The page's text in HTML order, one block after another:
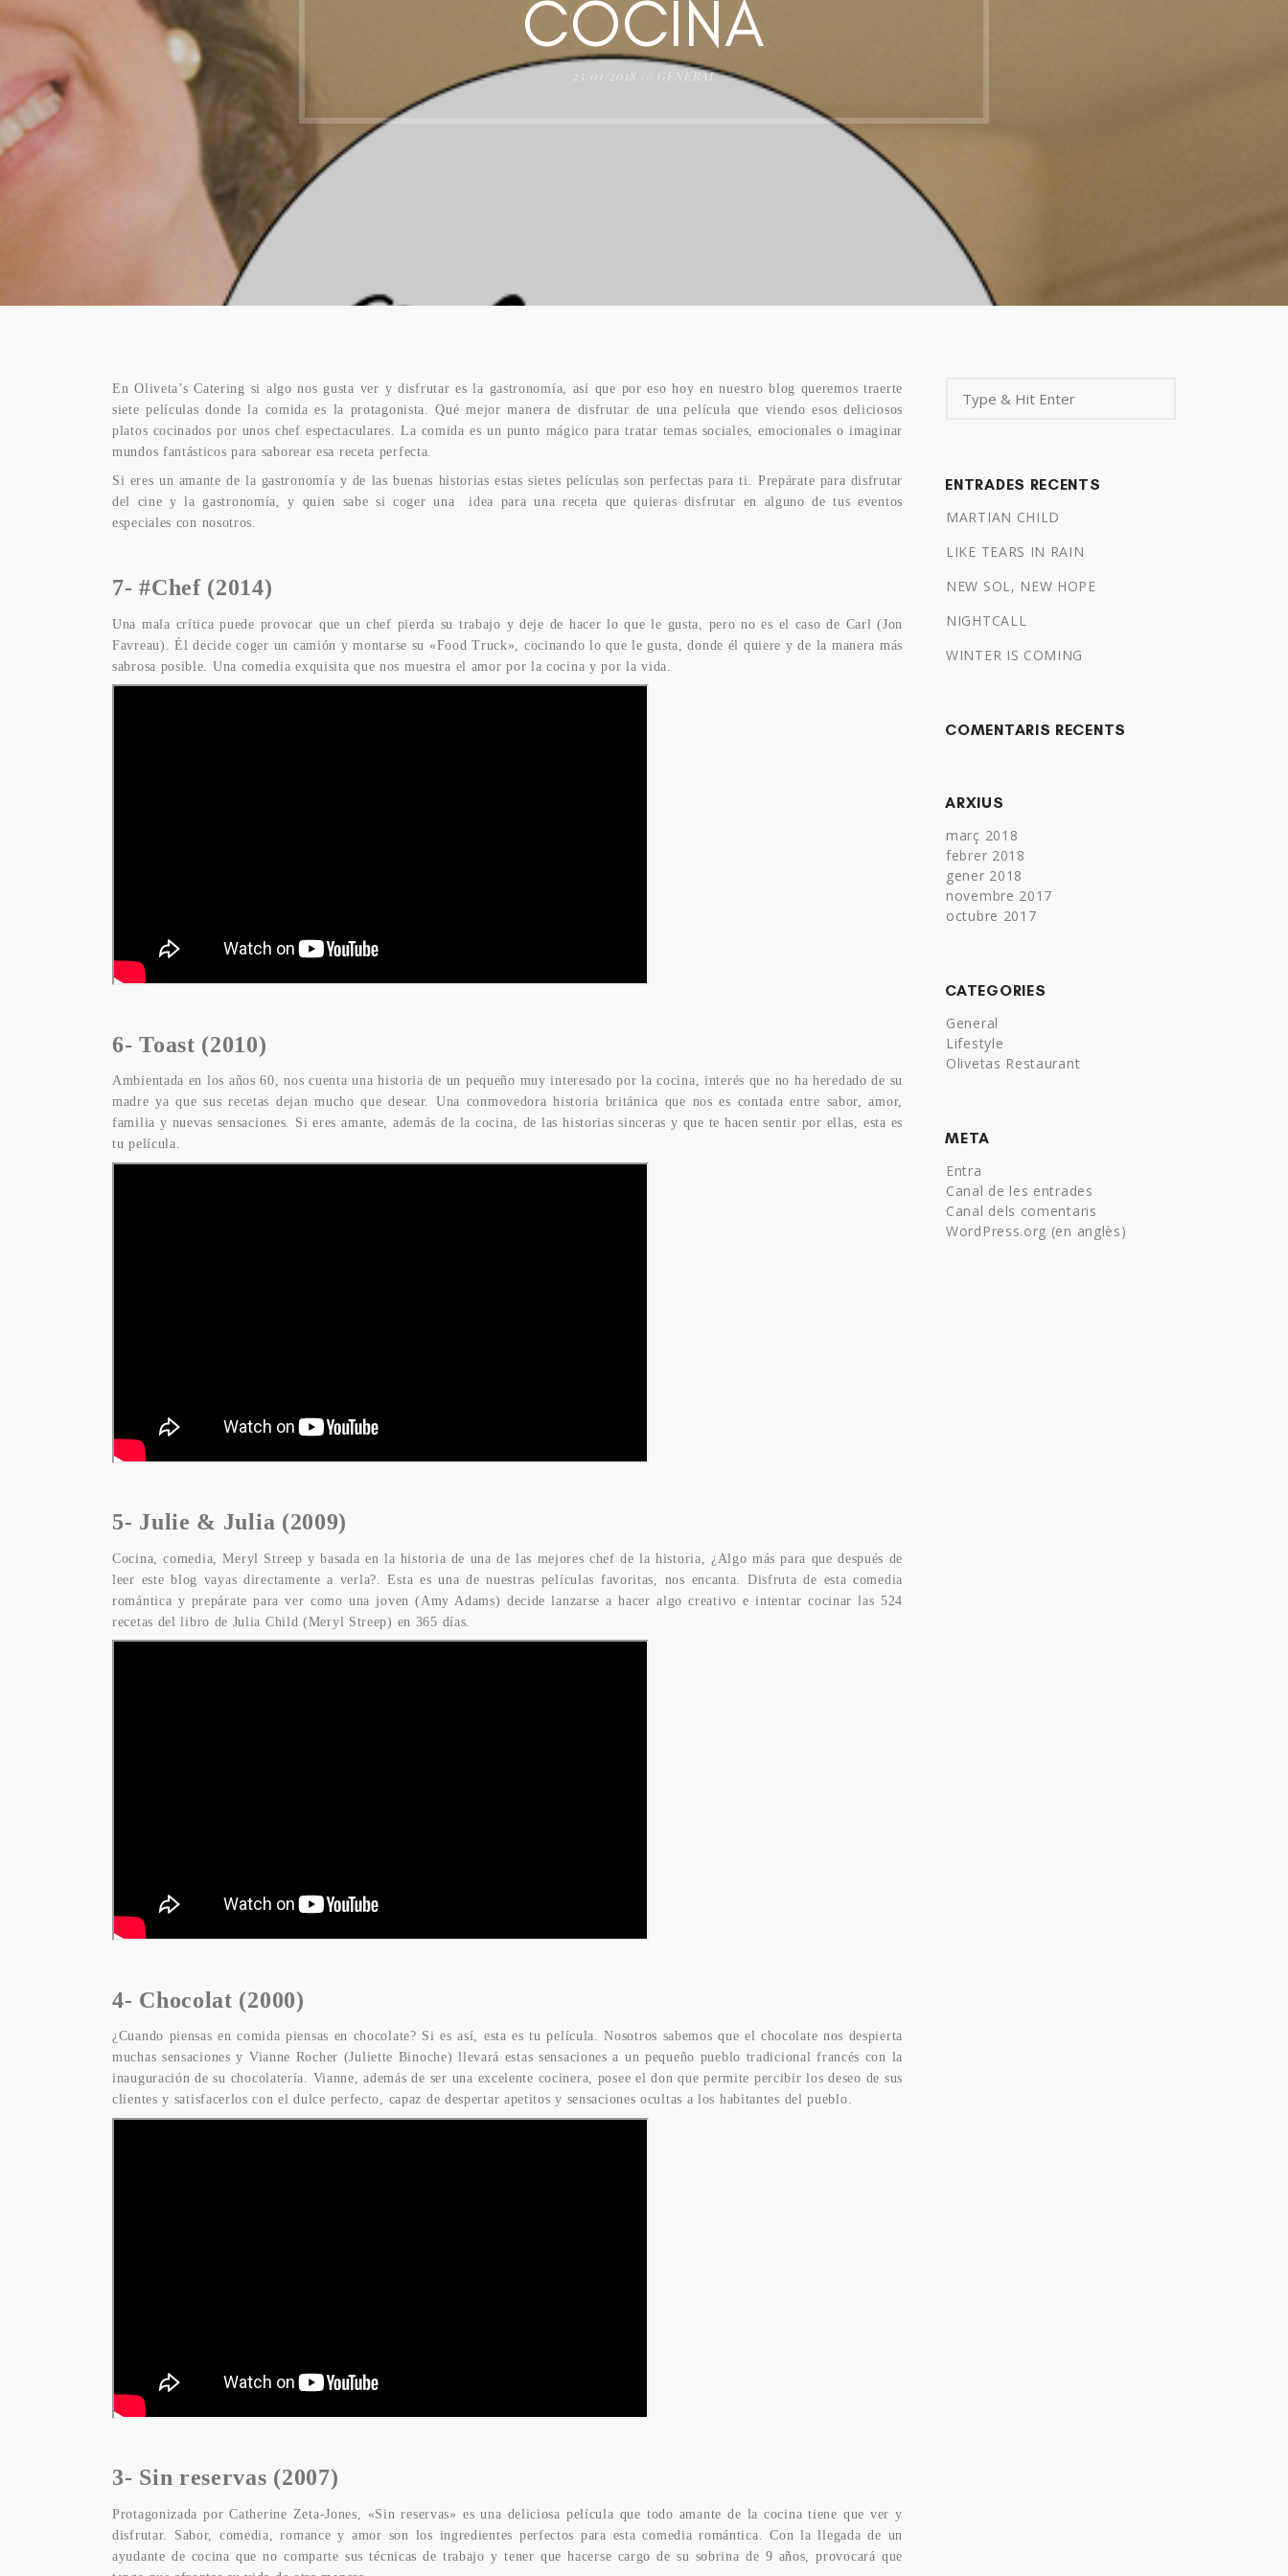
COCINA
25/01/2018 GENERAL
En Oliveta’s Catering si algo nos gusta ver y disfrutar es la gastronomía, así que por eso hoy en nuestro blog queremos traerte
siete películas donde la comida es la protagonista. Qué mejor manera de disfrutar de una película que viendo esos deliciosos
platos cocinados por unos chef espectaculares. La comida es un punto mágico para tratar temas sociales, emocionales o imaginar
mundos fantásticos para saborear esa receta perfecta.
Si eres un amante de la gastronomía y de las buenas historias estas sietes películas son perfectas para ti. Prepárate para disfrutar
del cine y la gastronomía, y quien sabe si coger una idea para una receta que quieras disfrutar en alguno de tus eventos
especiales con nosotros.
7-#Chef (2014)
Una mala crítica puede provocar que un chef pierda su trabajo y deje de hacer lo que le gusta, pero no es el caso de Carl (Jon
Favreau). Él decide coger un camión y montarse su «Food Truck», cocinando lo que le gusta, donde él quiere y de la manera más
sabrosa posible. Una comedia exquisita que nos muestra el amor por la cocina y por la vida.
6-Toast (2010)
Ambientada en los años 60, nos cuenta una historia de un pequeño muy interesado por la cocina, interés que no ha heredado de su
madre ya que sus recetas dejan mucho que desear. Una conmovedora historia británica que nos es contada entre sabor, amor,
familia y nuevas sensaciones. Si eres amante, además de la cocina, de las historias sinceras y que te hacen sentir por ellas, esta es
tu película.
5- Julie & Julia (2009)
Cocina, comedia, Meryl Streep y basada en la historia de una de las mejores chef de la historia, ¿Algo más para que después de
leer este blog vayas directamente a verla?. Esta es una de nuestras películas favoritas, nos encanta. Disfruta de esta comedia
romántica y prepárate para ver como una joven (Amy Adams) decide lanzarse a hacer algo creativo e intentar cocinar las 524
recetas del libro de Julia Child (Meryl Streep) en 365 días.
4- Chocolat (2000)
¿Cuando piensas en comida piensas en chocolate? Si es así, esta es tu película. Nosotros sabemos que el chocolate nos despierta
muchas sensaciones y Vianne Rocher (Juliette Binoche) llevará estas sensaciones a un pequeño pueblo tradicional francés con la
inauguración de su chocolatería. Vianne, además de ser una excelente cocinera, posee el don que permite percibir los deseo de sus
clientes y satisfacerlos con el dulce perfecto, capaz de despertar apetitos y sensaciones ocultas a los habitantes del pueblo.
3- Sin reservas (2007)
Protagonizada por Catherine Zeta-Jones, «Sin reservas» es una deliciosa película que todo amante de la cocina tiene que ver y
disfrutar. Sabor, comedia, romance y amor son los ingredientes perfectos para esta comedia romántica. Con la llegada de un
ayudante de cocina que no comparte sus técnicas de trabajo y tener que hacerse cargo de su sobrina de 9 años, provocará que
ENTRADES RECENTS
MARTIAN CHILD
LIKE TEARS IN RAIN
NEW SOL, NEW HOPE
NIGHTCALL
WINTER IS COMING
COMENTARIS RECENTS
ARXIUS
març 2018
febrer 2018
gener 2018
novembre 2017
octubre 2017
CATEGORIES
General
Lifestyle
Olivetas Restaurant
META
Entra
Canal de les entrades
Canal dels comentaris
WordPress.org (en anglès)